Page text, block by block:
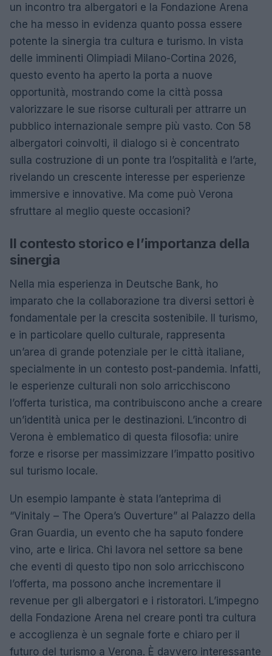
un incontro tra albergatori e la Fondazione Arena
che ha messo in evidenza quanto possa essere
potente la sinergia tra cultura e turismo. In vista
delle imminenti Olimpiadi Milano-Cortina 2026,
questo evento ha aperto la porta a nuove
opportunità, mostrando come la città possa
valorizzare le sue risorse culturali per attrarre un
pubblico internazionale sempre più vasto. Con 58
albergatori coinvolti, il dialogo si è concentrato
sulla costruzione di un ponte tra l’ospitalità e l’arte,
rivelando un crescente interesse per esperienze
immersive e innovative. Ma come può Verona
sfruttare al meglio queste occasioni?
Il contesto storico e l’importanza della
sinergia
Nella mia esperienza in Deutsche Bank, ho
imparato che la collaborazione tra diversi settori è
fondamentale per la crescita sostenibile. Il turismo,
e in particolare quello culturale, rappresenta
un’area di grande potenziale per le città italiane,
specialmente in un contesto post-pandemia. Infatti,
le esperienze culturali non solo arricchiscono
l’offerta turistica, ma contribuiscono anche a creare
un’identità unica per le destinazioni. L’incontro di
Verona è emblematico di questa filosofia: unire
forze e risorse per massimizzare l’impatto positivo
sul turismo locale.
Un esempio lampante è stata l’anteprima di
“Vinitaly – The Opera’s Ouverture” al Palazzo della
Gran Guardia, un evento che ha saputo fondere
vino, arte e lirica. Chi lavora nel settore sa bene
che eventi di questo tipo non solo arricchiscono
l’offerta, ma possono anche incrementare il
revenue per gli albergatori e i ristoratori. L’impegno
della Fondazione Arena nel creare ponti tra cultura
e accoglienza è un segnale forte e chiaro per il
futuro del turismo a Verona. È davvero interessante